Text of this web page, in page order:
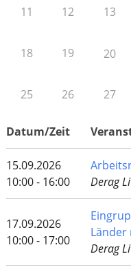
11 12 13
18 19 20
25 26 27
Datum/Zeit
15.09.2026
10:00 - 16:00
Derag
17.09.2026
10:00 - 17:00
Länder
Derag